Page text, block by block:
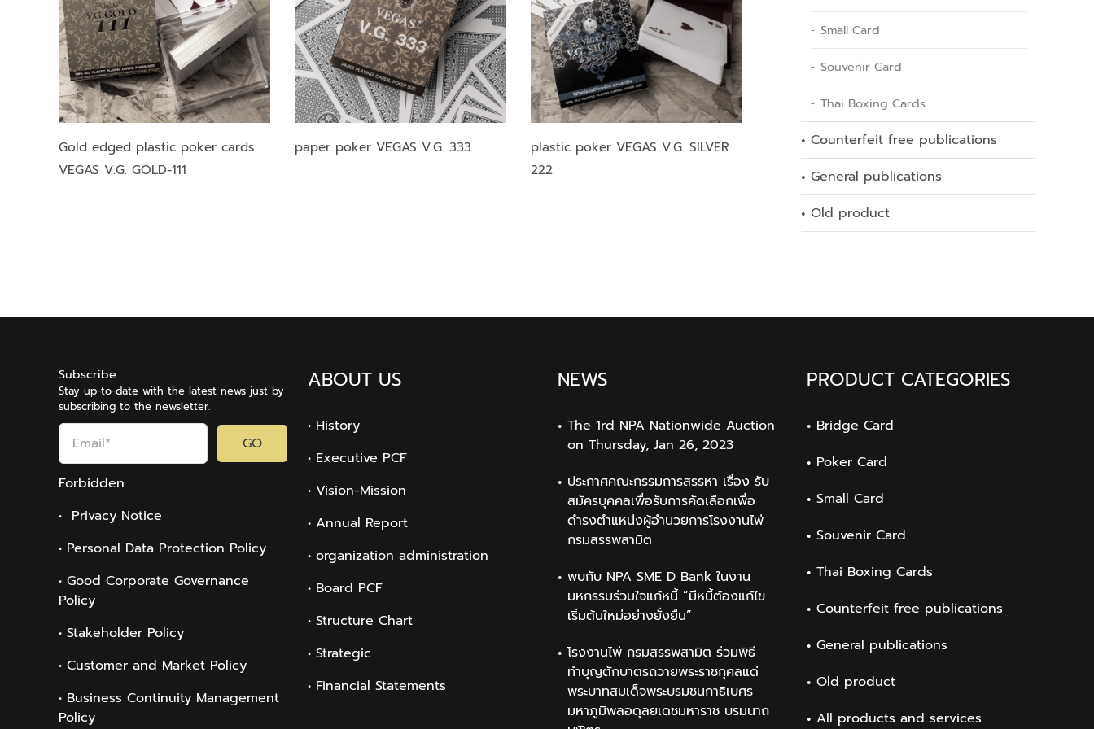
Gold edged plastic poker cards
VEGAS V.G. GOLD-111
paper poker VEGAS V.G. 333
plastic poker VEGAS V.G. SILVER
222
Small Card
Souvenir Card
Thai Boxing Cards
Counterfeit free publications
General publications
Old product
Subscribe
Stay up-to-date with the latest news just by
subscribing to the newsletter.
GO
Forbidden
• Privacy Notice
• Personal Data Protection Policy
• Good Corporate Governance
Policy
• Stakeholder Policy
• Customer and Market Policy
• Business Continuity Management
Policy
ABOUT US
• History
• Executive PCF
• Vision-Mission
• Annual Report
• organization administration
• Board PCF
• Structure Chart
• Strategic
• Financial Statements
NEWS
The 1rd NPA Nationwide Auction
on Thursday, Jan 26, 2023
ประกาศคณะกรรมการสรรหา เรื่อง รับ
สมัครบุคคลเพื่อรับการคัดเลือกเพื่อ
ดำรงตำแหน่งผู้อำนวยการโรงงานไพ่
กรมสรรพสามิต
พบกับ NPA SME D Bank ในงาน
มหกรรมร่วมใจแก้หนี้ “มีหนี้ต้องแก้ไข
เริ่มต้นใหม่อย่างยั่งยืน”
โรงงานไพ่ กรมสรรพสามิต ร่วมพิธี
ทำบุญตักบาตรถวายพระราชกุศลแด่
พระบาทสมเด็จพระบรมชนกาธิเบศร
มหาภูมิพลอดุลยเดชมหาราช บรมนาถ
PRODUCT CATEGORIES
Bridge Card
Poker Card
Small Card
Souvenir Card
Thai Boxing Cards
Counterfeit free publications
General publications
Old product
All products and services